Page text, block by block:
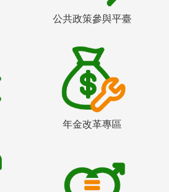
公共政策參與平臺
年金改革專區